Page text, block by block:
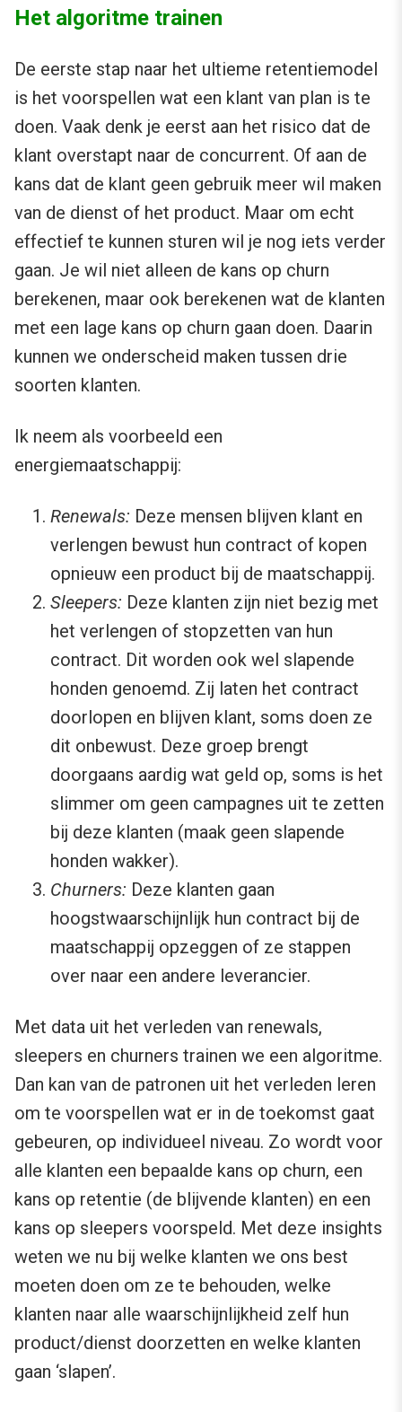
Het algoritme trainen
De eerste stap naar het ultieme retentiemodel
is het voorspellen wat een klant van plan is te
doen. Vaak denk je eerst aan het risico dat de
klant overstapt naar de concurrent. Of aan de
kans dat de klant geen gebruik meer wil maken
van de dienst of het product. Maar om echt
effectief te kunnen sturen wil je nog iets verder
gaan. Je wil niet alleen de kans op churn
berekenen, maar ook berekenen wat de klanten
met een lage kans op churn gaan doen. Daarin
kunnen we onderscheid maken tussen drie
soorten klanten.
Ik neem als voorbeeld een
energiemaatschappij:
Renewals: Deze mensen blijven klant en
verlengen bewust hun contract of kopen
opnieuw een product bij de maatschappij.
Sleepers: Deze klanten zijn niet bezig met
het verlengen of stopzetten van hun
contract. Dit worden ook wel slapende
honden genoemd. Zij laten het contract
doorlopen en blijven klant, soms doen ze
dit onbewust. Deze groep brengt
doorgaans aardig wat geld op, soms is het
slimmer om geen campagnes uit te zetten
bij deze klanten (maak geen slapende
honden wakker).
Churners: Deze klanten gaan
hoogstwaarschijnlijk hun contract bij de
maatschappij opzeggen of ze stappen
over naar een andere leverancier.
Met data uit het verleden van renewals,
sleepers en churners trainen we een algoritme.
Dan kan van de patronen uit het verleden leren
om te voorspellen wat er in de toekomst gaat
gebeuren, op individueel niveau. Zo wordt voor
alle klanten een bepaalde kans op churn, een
kans op retentie (de blijvende klanten) en een
kans op sleepers voorspeld. Met deze insights
weten we nu bij welke klanten we ons best
moeten doen om ze te behouden, welke
klanten naar alle waarschijnlijkheid zelf hun
product/dienst doorzetten en welke klanten
gaan ‘slapen’.